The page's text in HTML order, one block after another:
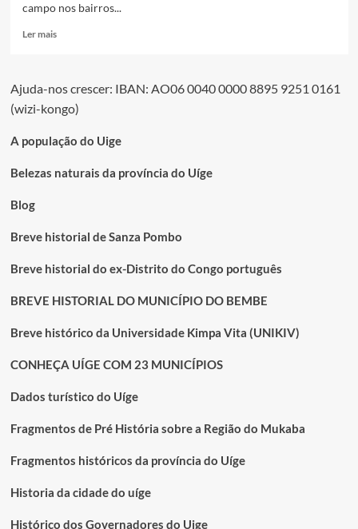
campo nos bairros...
Ler maisLeia
MUNICIPAL
TRABALHA
COMUNIDADES
SOLUCIONAR
Ajuda-nos crescer: IBAN: AO06 0040 0000 8895 9251 0161
(wizi-kongo)
A população do Uige
Belezas naturais da província do Uíge
Blog
Breve historial de Sanza Pombo
Breve historial do ex-Distrito do Congo português
BREVE HISTORIAL DO MUNICÍPIO DO BEMBE
Breve histórico da Universidade Kimpa Vita (UNIKIV)
CONHEÇA UÍGE COM 23 MUNICÍPIOS
Dados turístico do Uíge
Fragmentos de Pré História sobre a Região do Mukaba
Fragmentos históricos da província do Uíge
Historia da cidade do uíge
Histórico dos Governadores do Uige